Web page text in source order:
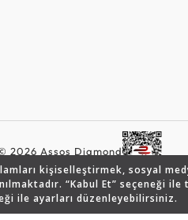
kişiselleştirmek, sosyal
“Kabul Et” seçeneği
ile ayarları düzenleyebilirsiniz.
2026 Assos Diamond